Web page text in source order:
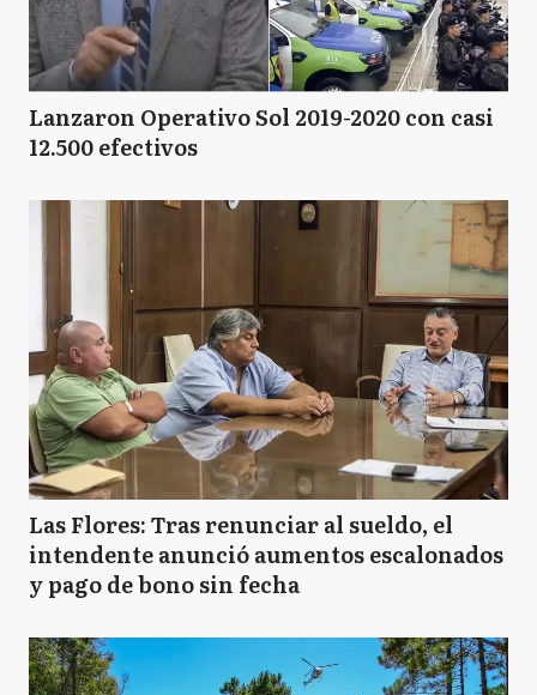
Lanzaron Operativo Sol 2019-2020 con casi
12.500 efectivos
Las Flores: Tras renunciar al sueldo, el
intendente anunció aumentos escalonados
y pago de bono sin fecha